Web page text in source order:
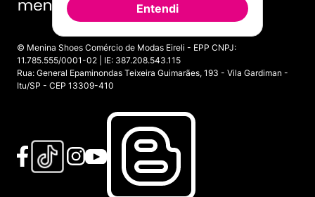
© Menina Shoes Comércio de Modas Eireli - EPP CNPJ:
11.785.555/0001-02 | IE: 387.208.543.115
Rua: General Epaminondas Teixeira Guimarães, 193 - Vila Gardiman -
Itu/SP - CEP 13309-410
Entendi